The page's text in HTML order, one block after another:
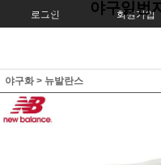
로그인 회원가입
야구일번
야구화 > 뉴발란스